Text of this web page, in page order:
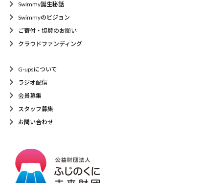
Swimmy誕生秘話
Swimmyのビジョン
ご寄付・協賛のお願い
クラウドファンディング
G-upsについて
ラジオ配信
会員募集
スタッフ募集
お問い合わせ